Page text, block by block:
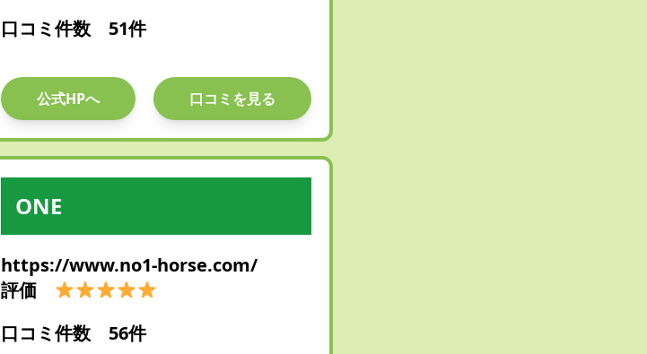
口コミ件数 51件
公式HPへ 口コミを見る
ONE
https://www.no1-horse.com/
評価
口コミ件数 56件